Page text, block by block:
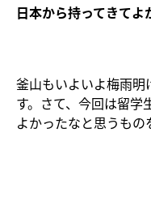
日本から持ってきてよ
釜山もいよいよ梅雨明
す。さて、今回は留学
よかったなと思うもの